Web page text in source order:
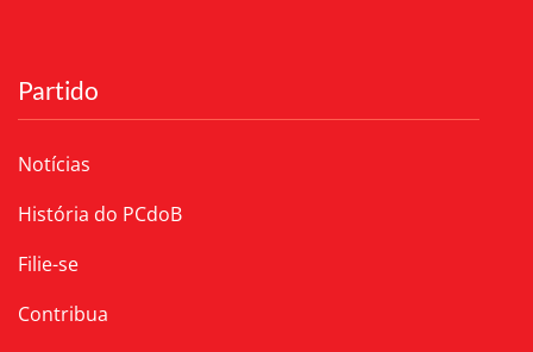
Partido
Notícias
História do PCdoB
Filie-se
Contribua